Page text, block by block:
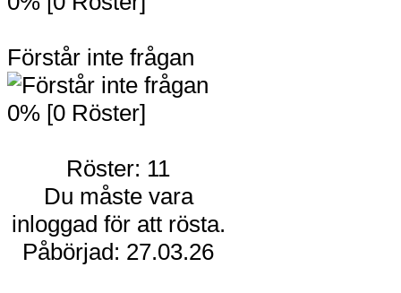
Förstår inte frågan
0% [0 Röster]
Röster: 11
Du måste vara
inloggad för att rösta.
Påbörjad: 27.03.26